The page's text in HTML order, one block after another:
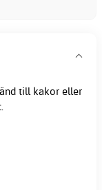
till kakor eller